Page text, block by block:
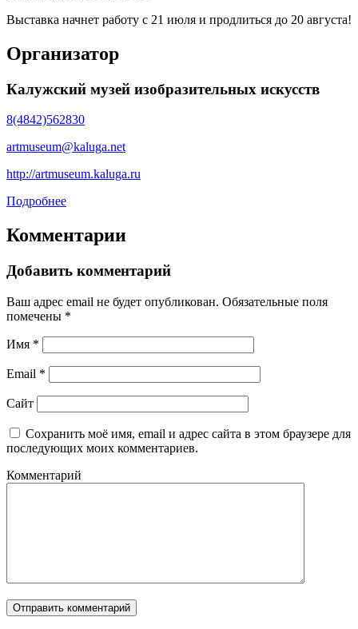
Выставка начнет работу с 21 июля и продлиться до 20 августа!
Организатор
Калужский музей изобразительных искусств
8(4842)562830
artmuseum@kaluga.net
http://artmuseum.kaluga.ru
Подробнее
Комментарии
Добавить комментарий
Ваш адрес email не будет опубликован. Обязательные поля
помечены *
Имя *
Email *
Сайт
Сохранить моё имя, email и адрес сайта в этом браузере для
последующих моих комментариев.
Комментарий